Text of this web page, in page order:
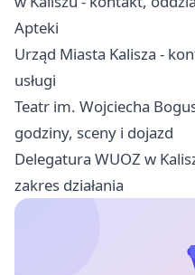
Apteki
Urząd Miasta Kalisza -
usługi
Teatr im. Wojciecha
godziny, sceny i dojazd
Delegatura WUOZ w
zakres działania